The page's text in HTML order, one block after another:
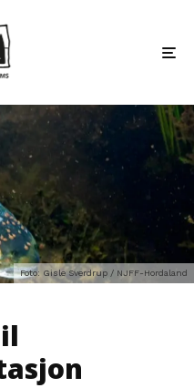
Foto: Gisle Sverdrup / NJFF-Hordaland